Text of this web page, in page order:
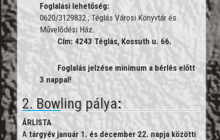
Foglalási lehetőség:
0620/3129832 ; Téglás Városi Könyvtár és
Művelődési Ház.
Cím: 4243 Téglás, Kossuth u. 66.
Foglalás jelzése minimum a bérlés előtt
3 nappal!
2. Bowling pálya:
ÁRLISTA
A tárgyév január 1. és december 22. napja közötti